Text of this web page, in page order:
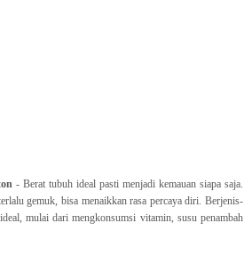
- Berat tubuh ideal pasti menjadi kemauan siapa saja.
gemuk, bisa menaikkan rasa percaya diri. Berjenis-
mulai dari mengkonsumsi vitamin, susu penambah